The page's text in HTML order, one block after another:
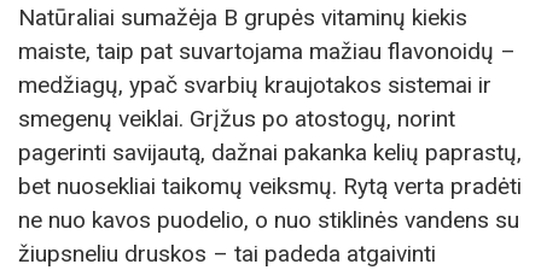
Natūraliai sumažėja B grupės vitaminų kiekis
maiste, taip pat suvartojama mažiau flavonoidų –
medžiagų, ypač svarbių kraujotakos sistemai ir
smegenų veiklai. Grįžus po atostogų, norint
pagerinti savijautą, dažnai pakanka kelių paprastų,
bet nuosekliai taikomų veiksmų. Rytą verta pradėti
ne nuo kavos puodelio, o nuo stiklinės vandens su
žiupsneliu druskos – tai padeda atgaivinti